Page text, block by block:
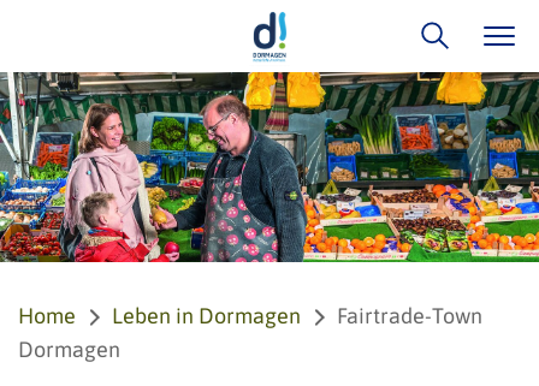
Home Leben in Dormagen
Fairtrade-Town
Dormagen